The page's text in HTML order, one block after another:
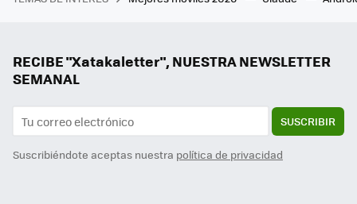
RECIBE "Xatakaletter", NUESTRA NEWSLETTER
SEMANAL
SUSCRIBIR
Suscribiéndote aceptas nuestra política de privacidad